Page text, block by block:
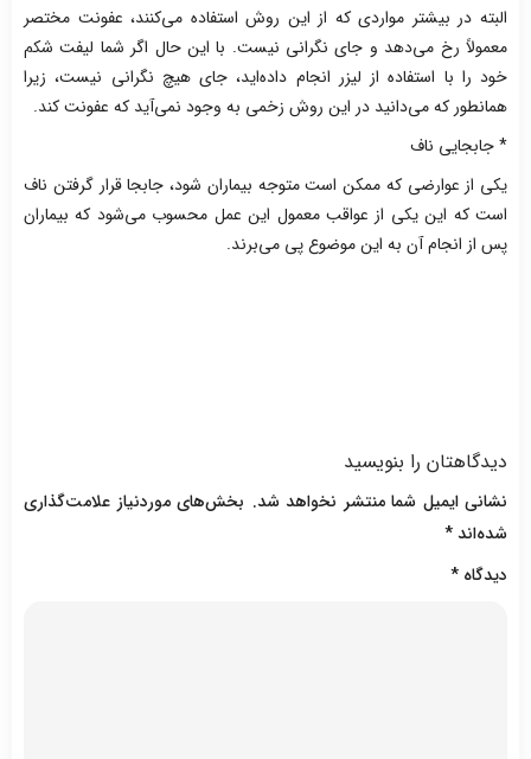
البته در بیشتر مواردی که از این روش استفاده می‌کنند، عفونت مختصر
معمولاً رخ می‌دهد و جای نگرانی نیست. با این حال اگر شما لیفت شکم
خود را با استفاده از لیزر انجام داده‌اید، جای هیچ نگرانی نیست، زیرا
همانطور که می‌دانید در این روش زخمی به وجود نمی‌آید که عفونت کند.
* جابجایی ناف
یکی از عوارضی که ممکن است متوجه بیماران شود، جابجا قرار گرفتن ناف
است که این یکی از عواقب معمول این عمل محسوب می‌شود که بیماران
پس از انجام آن به این موضوع پی می‌برند.
دیدگاهتان را بنویسید
نشانی ایمیل شما منتشر نخواهد شد. بخش‌های موردنیاز علامت‌گذاری
شده‌اند*
دیدگاه *